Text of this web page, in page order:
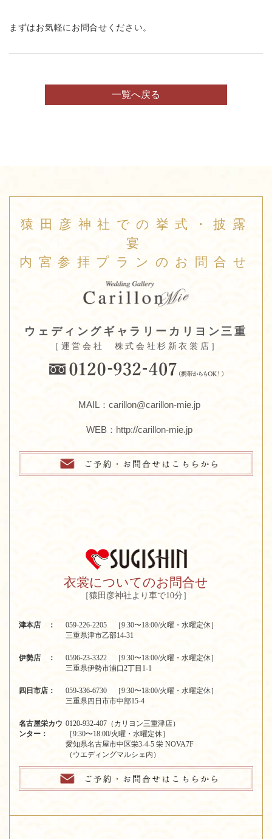
まずはお気軽にお問合せください。
一覧へ戻る
猿田彦神社での挙式・披露
宴
内宮参拝プランのお問合せ
ウェディングギャラリーカリヨン三重
［運営会社 株式会社杉新衣裳店］
MAIL：carillon@carillon-mie.jp
WEB： http://carillon-mie.jp
衣裳についてのお問合せ
［猿田彦神社より車で10分］
津本店 ：
059-226-2205 ［9:30〜18:00/火曜・水曜定休］
三重県津市乙部14-31
伊勢店 ：
0596-23-3322 ［9:30〜18:00/火曜・水曜定休］
三重県伊勢市浦口2丁目1-1
四日市店：
059-336-6730 ［9:30〜18:00/火曜・水曜定休］
三重県四日市市中部15-4
名古屋栄カウ
ンター：
0120-932-407（カリヨン三重津店）
［9:30〜18:00/火曜・水曜定休］
愛知県名古屋市中区栄3-4-5 栄 NOVA7F
（ウエディングマルシェ内）